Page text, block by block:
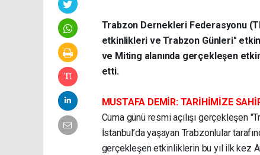
Trabzon Dernekleri Federasyonu
etkinlikleri ve Trabzon Günleri"
ve Miting alanında gerçekleşen
etti.
MUSTAFA DEMİR: TARİHİMİZE
Cuma günü resmi açılışı gerçekleşen
İstanbul’da yaşayan Trabzonlular
gerçekleşen etkinliklerin bu yıl ilk kez